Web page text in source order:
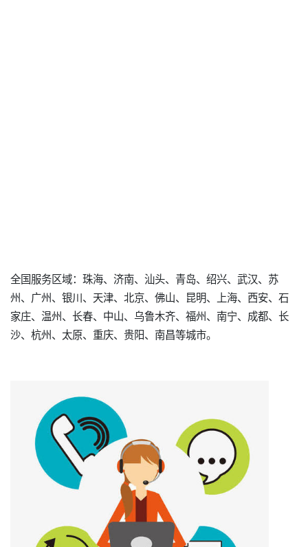
全国服务区域：珠海、济南、汕头、青岛、绍兴、武汉、苏
州、广州、银川、天津、北京、佛山、昆明、上海、西安、石
家庄、温州、长春、中山、乌鲁木齐、福州、南宁、成都、长
沙、杭州、太原、重庆、贵阳、南昌等城市。